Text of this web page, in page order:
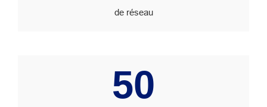
de réseau
50